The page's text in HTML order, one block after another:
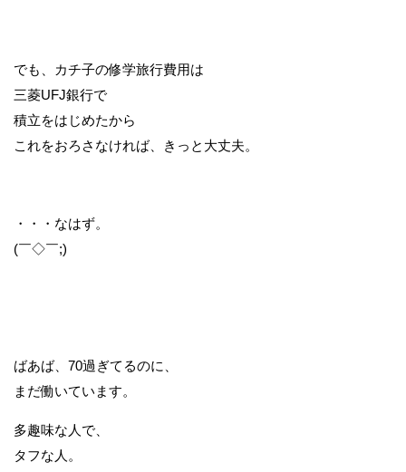
でも、カチ子の修学旅行費用は
三菱UFJ銀行で
積立をはじめたから
これをおろさなければ、きっと大丈夫。
・・・なはず。
(￣◇￣;)
ばあば、70過ぎてるのに、
まだ働いています。
多趣味な人で、
タフな人。